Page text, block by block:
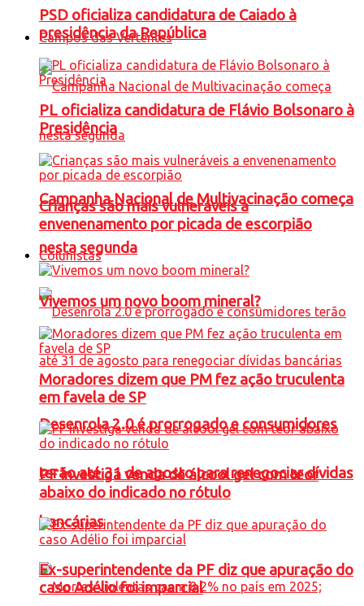
Campos das Vertentes
Campanha Nacional de Multivacinação começa
nesta segunda
Desenrola 2.0 é prorrogado e consumidores
terão até 31 de agosto para renegociar dívidas
bancárias
PSD oficializa candidatura de Caiado à
presidência da República
PL oficializa candidatura de Flávio Bolsonaro à
Presidência
Crianças são mais vulneráveis a
envenenamento por picada de escorpião
Colunistas
Vivemos um novo boom mineral?
Moradores dizem que PM fez ação truculenta
em favela de SP
PF investiga venda de álcool gel com teor
abaixo do indicado no rótulo
Ex-superintendente da PF diz que apuração do
caso Adélio foi imparcial